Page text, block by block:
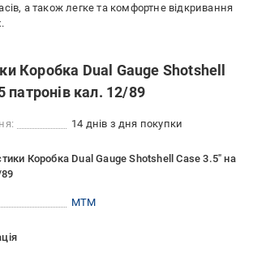
а також легке та комфортне відкривання
Коробка Dual Gauge Shotshell
патронів кал. 12/89
14 днів з дня покупки
Коробка Dual Gauge Shotshell Case 3.5" на
MTM